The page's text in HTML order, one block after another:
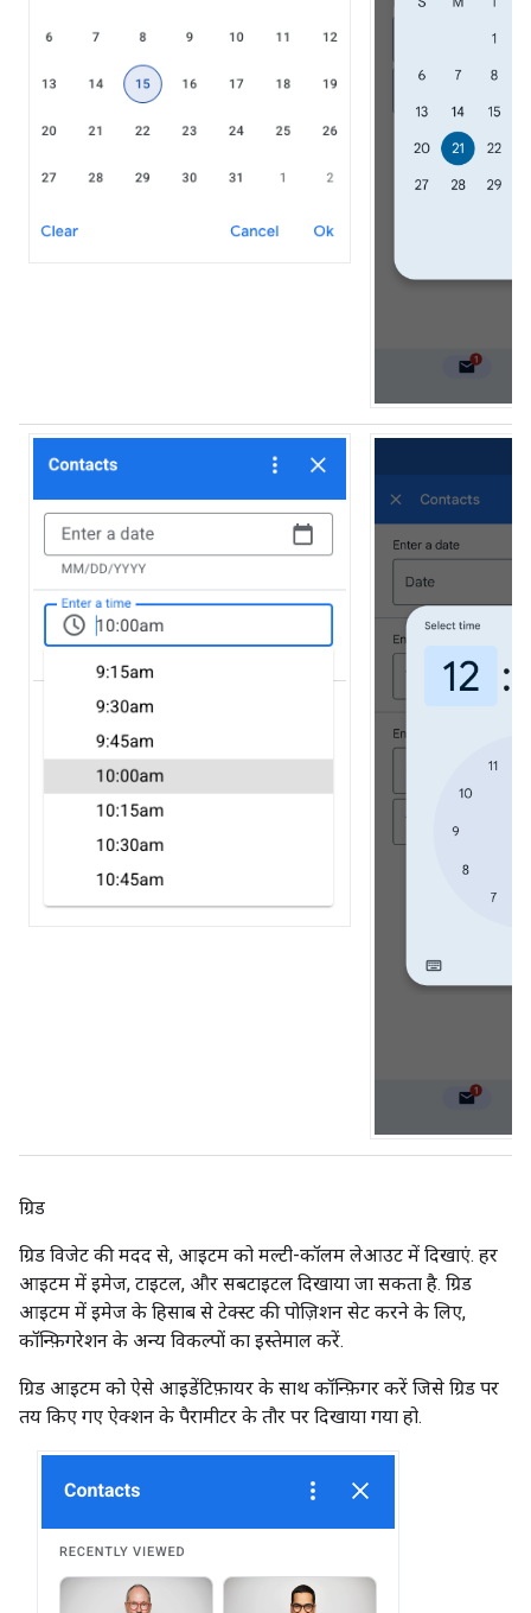
ग्रिड
ग्रिड विजेट की मदद से, आइटम को मल्टी-कॉलम लेआउट में दिखाएं. हर
आइटम में इमेज, टाइटल, और सबटाइटल दिखाया जा सकता है. ग्रिड
आइटम में इमेज के हिसाब से टेक्स्ट की पोज़िशन सेट करने के लिए,
कॉन्फ़िगरेशन के अन्य विकल्पों का इस्तेमाल करें.
ग्रिड आइटम को ऐसे आइडेंटिफ़ायर के साथ कॉन्फ़िगर करें जिसे ग्रिड पर
तय किए गए ऐक्शन के पैरामीटर के तौर पर दिखाया गया हो.